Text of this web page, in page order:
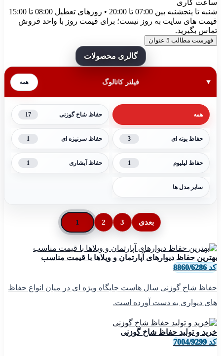
ساعت کاری
شنبه تا پنجشنبه بین 07:00 تا 20:00 • روزهای تعطیل 08:00 تا 15:00
قیمت های سایت به روز نیست؛ برای قیمت روز با واحد فروش
تماس بگیرید.
فهرست مطالب 5 عنوان
گالری محصولات
فیلتر کاتالوگ همه
همه حفاظ شاخ گوزنی 17
حفاظ بوته ای 3 حفاظ سرنیزه ای 1
حفاظ لیلیوم 1 حفاظ آبشاری 1
سایر مدل ها
1 2 3 بعدی
بهترین حفاظ دیوارهای آپارتمان و ویلاها با قیمت مناسب
کد 8860/6286
حفاظ شاخ گوزنی سال هاست جایگاه ویژه ای در میان انواع حفاظ
های دیواری به دست آورده است.
خرید و تولید حفاظ شاخ گوزنی
کد 7004/9299